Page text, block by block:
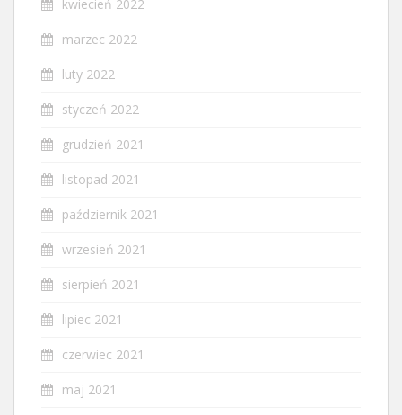
kwiecień 2022
marzec 2022
luty 2022
styczeń 2022
grudzień 2021
listopad 2021
październik 2021
wrzesień 2021
sierpień 2021
lipiec 2021
czerwiec 2021
maj 2021